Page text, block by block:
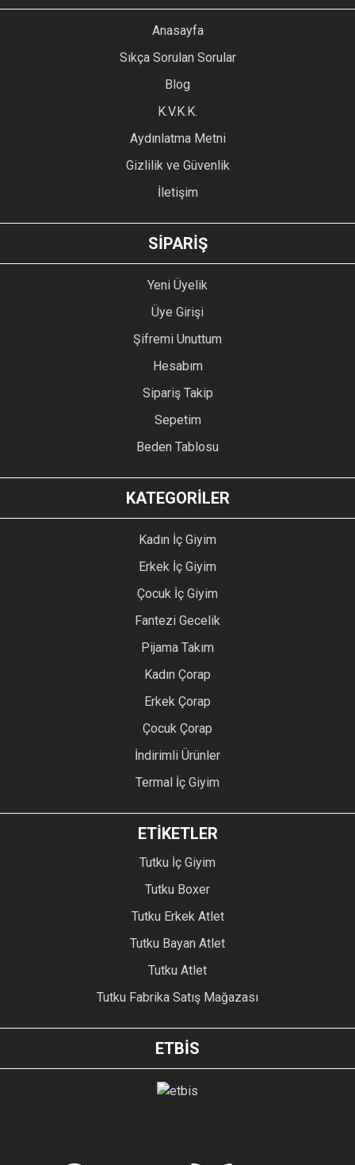
YORUM YAZ
Ürün resmi kalitesiz, bozuk veya görüntülenemiyor.
Ürün açıklamasında eksik bilgiler bulunuyor.
Ürün bilgilerinde hatalar bulunuyor.
Ürün fiyatı diğer sitelerden daha pahalı.
GÖNDER
Anasayfa
Sıkça Sorulan Sorular
Blog
K.V.K.K.
Aydınlatma Metni
Gizlilik ve Güvenlik
İletişim
SİPARİŞ
Yeni Üyelik
Üye Girişi
Şifremi Unuttum
Hesabım
Sipariş Takip
Sepetim
Beden Tablosu
KATEGORİLER
Kadın İç Giyim
Erkek İç Giyim
Çocuk İç Giyim
Fantezi Gecelik
Pijama Takım
Kadın Çorap
Erkek Çorap
Çocuk Çorap
İndirimli Ürünler
Termal İç Giyim
ETİKETLER
Tutku İç Giyim
Tutku Boxer
Tutku Erkek Atlet
Tutku Bayan Atlet
Tutku Atlet
Tutku Fabrika Satış Mağazası
ETBİS